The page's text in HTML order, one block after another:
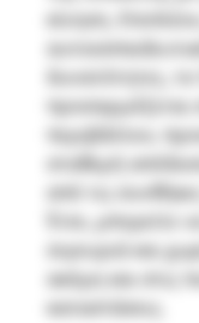
κίνηση.
δυνατότητες,
προσαρμόζεται
περιβάλλον,
σταθερή
από τις
Έτσι, μπορείτε
σιγουριά και
ακόμη και στις
καταστάσεις.